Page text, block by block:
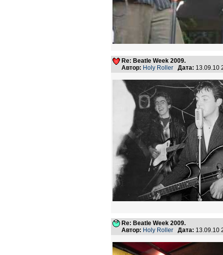
Re: Beatle Week 2009.
Автор: Holy Roller Дата:
Re: Beatle Week 2009.
Автор: Holy Roller Дата: